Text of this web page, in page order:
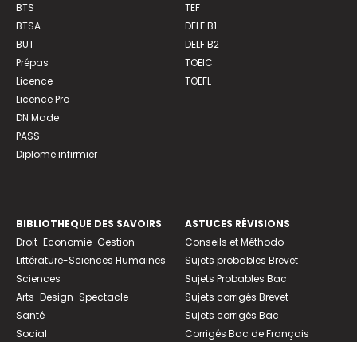
BTS
BTSA
BUT
Prépas
Licence
Licence Pro
DN Made
PASS
Diplome infirmier
TEF
DELF B1
DELF B2
TOEIC
TOEFL
BIBLIOTHEQUE DES SAVOIRS
Droit-Economie-Gestion
Littérature-Sciences Humaines
Sciences
Arts-Design-Spectacle
Santé
Social
ASTUCES RÉVISIONS
Conseils et Méthodo
Sujets probables Brevet
Sujets Probables Bac
Sujets corrigés Brevet
Sujets corrigés Bac
Corrigés Bac de Français